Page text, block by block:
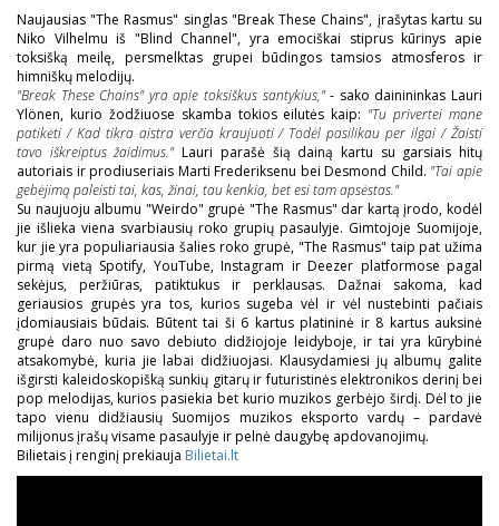
Naujausias "The Rasmus" singlas "Break These Chains", įrašytas kartu su
Niko Vilhelmu iš "Blind Channel", yra emociškai stiprus kūrinys apie
toksišką meilę, persmelktas grupei būdingos tamsios atmosferos ir
himniškų melodijų.
"Break These Chains" yra apie toksiškus santykius,"- sako dainininkas Lauri
Ylönen, kurio žodžiuose skamba tokios eilutės kaip: "Tu privertei mane
patikėti / Kad tikra aistra verčia kraujuoti / Todėl pasilikau per ilgai / Žaisti
tavo iškreiptus žaidimus."Lauri parašė šią dainą kartu su garsiais hitų
autoriais ir prodiuseriais Marti Frederiksenu bei Desmond Child. "Tai apie
gebėjimą paleisti tai, kas, žinai, tau kenkia, bet esi tam apsėstas."
Su naujuoju albumu "Weirdo" grupė "The Rasmus" dar kartą įrodo, kodėl
jie išlieka viena svarbiausių roko grupių pasaulyje. Gimtojoje Suomijoje,
kur jie yra populiariausia šalies roko grupė, "The Rasmus" taip pat užima
pirmą vietą Spotify, YouTube, Instagram ir Deezer platformose pagal
sekėjus, peržiūras, patiktukus ir perklausas. Dažnai sakoma, kad
geriausios grupės yra tos, kurios sugeba vėl ir vėl nustebinti pačiais
įdomiausiais būdais. Būtent tai ši 6 kartus platininė ir 8 kartus auksinė
grupė daro nuo savo debiuto didžiojoje leidyboje, ir tai yra kūrybinė
atsakomybė, kuria jie labai didžiuojasi. Klausydamiesi jų albumų galite
išgirsti kaleidoskopišką sunkių gitarų ir futuristinės elektronikos derinį bei
pop melodijas, kurios pasiekia bet kurio muzikos gerbėjo širdį. Dėl to jie
tapo vienu didžiausių Suomijos muzikos eksporto vardų – pardavė
milijonus įrašų visame pasaulyje ir pelnė daugybę apdovanojimų.
Bilietais į renginį prekiauja Bilietai.lt